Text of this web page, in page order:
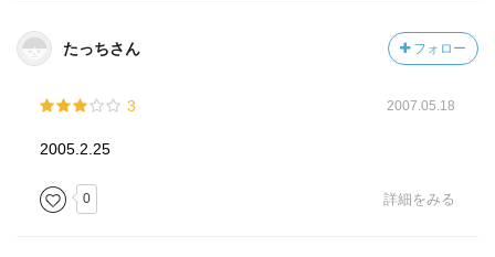
たっちさん フォロー
3 2007.05.18
2005.2.25
0 詳細をみる